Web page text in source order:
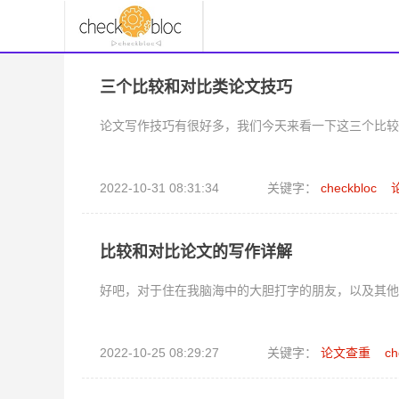
三个比较和对比类论文技巧
论文写作技巧有很好多，我们今天来看一下这三个比较
2022-10-31 08:31:34 关键字： checkbloc
比较和对比论文的写作详解
好吧，对于住在我脑海中的大胆打字的朋友，以及其
2022-10-25 08:29:27 关键字： 论文查重